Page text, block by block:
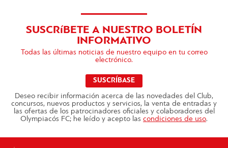
SUSCRíBETE A NUESTRO BOLETÍN
INFORMATIVO
Todas las últimas noticias de nuestro equipo en tu correo
electrónico.
SUSCRÍBASE
Deseo recibir información acerca de las novedades del Club,
concursos, nuevos productos y servicios, la venta de entradas y
las ofertas de los patrocinadores oficiales y colaboradores del
Olympiacós FC; he leído y acepto las condiciones de uso.